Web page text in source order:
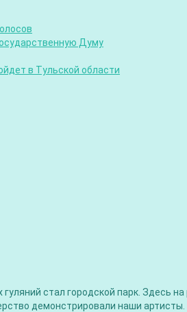
Думу
в Тульской области
стал городской парк. Здесь
демонстрировали наши артисты.